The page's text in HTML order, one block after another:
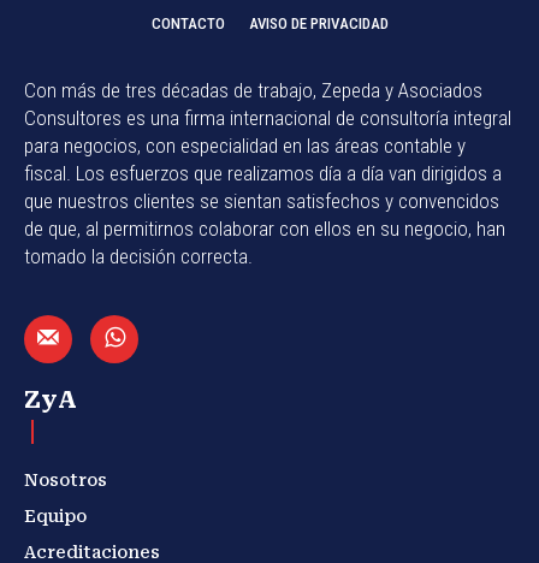
CONTACTO AVISO DE PRIVACIDAD
Con más de tres décadas de trabajo, Zepeda y Asociados
Consultores es una firma internacional de consultoría integral
para negocios, con especialidad en las áreas contable y
fiscal. Los esfuerzos que realizamos día a día van dirigidos a
que nuestros clientes se sientan satisfechos y convencidos
de que, al permitirnos colaborar con ellos en su negocio, han
tomado la decisión correcta.
ZyA
Nosotros
Equipo
Acreditaciones